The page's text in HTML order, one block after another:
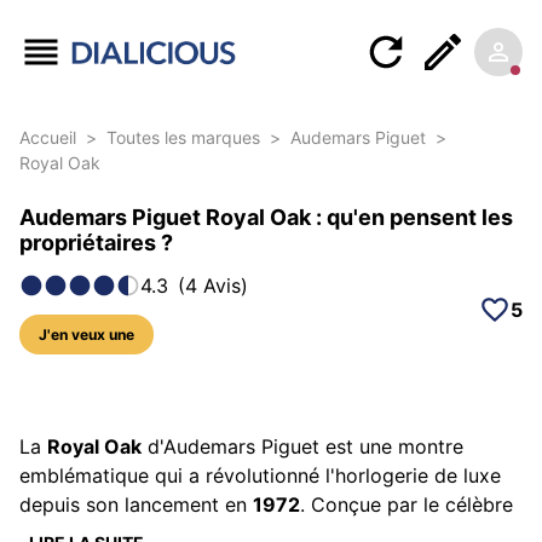
Accueil > Toutes les marques > Audemars Piguet >
Royal Oak
Audemars Piguet Royal Oak : qu'en pensent les
propriétaires ?
4.3 (4 Avis)
J'en veux une
5
69 photos sur ce modèle
La Royal Oak d'Audemars Piguet est une montre
emblématique qui a révolutionné l'horlogerie de luxe
depuis son lancement en 1972. Conçue par le célèbre
designer Gérald Genta, elle est reconnue pour son